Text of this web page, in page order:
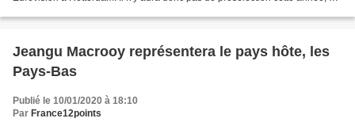
Jeangu Macrooy représentera le pays hôte, les
Pays-Bas
Publié le 10/01/2020 à 18:10
Par France12points